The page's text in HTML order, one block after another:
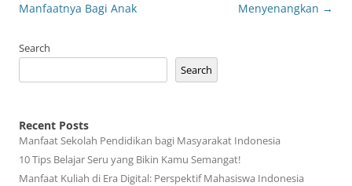
Manfaatnya Bagi Anak
Menyenangkan →
Search
Search
Recent Posts
Manfaat Sekolah Pendidikan bagi Masyarakat Indonesia
10 Tips Belajar Seru yang Bikin Kamu Semangat!
Manfaat Kuliah di Era Digital: Perspektif Mahasiswa Indonesia